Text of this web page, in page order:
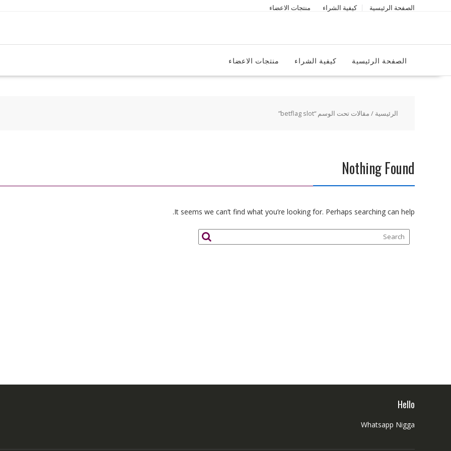
الصفحة الرئيسية كيفية الشراء منتجات الاعضاء
الصفحة الرئيسية كيفية الشراء منتجات الاعضاء
الرئيسية / مقالات تحت الوسم “betflag slot”
Nothing Found
It seems we can’t find what you’re looking for. Perhaps searching can help.
Hello
Whatsapp Nigga